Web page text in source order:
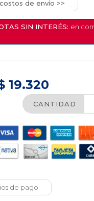
costos de envío >>
SIN INTERÉS: en
19.320
CANTIDAD
de pago